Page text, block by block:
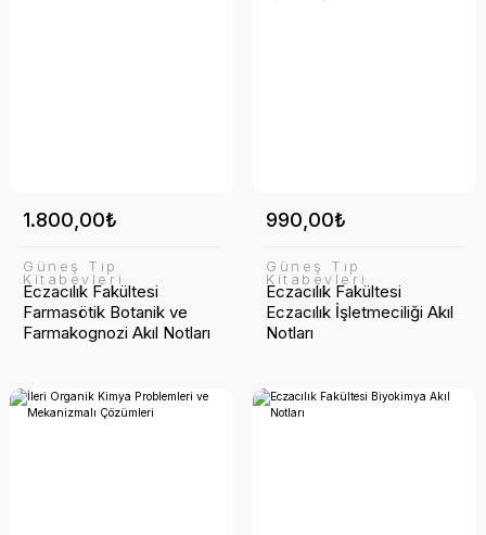
1.800,00₺
Güneş Tıp
Kitabevleri
Eczacılık Fakültesi
Farmasötik Botanik ve
Farmakognozi Akıl Notları
990,00₺
Güneş Tıp
Kitabevleri
Eczacılık Fakültesi
Eczacılık İşletmeciliği Akıl
Notları